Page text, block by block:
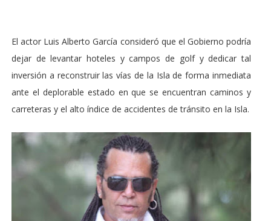
El actor Luis Alberto García consideró que el Gobierno podría
dejar de levantar hoteles y campos de golf y dedicar tal
inversión a reconstruir las vías de la Isla de forma inmediata
ante el deplorable estado en que se encuentran caminos y
carreteras y el alto índice de accidentes de tránsito en la Isla.